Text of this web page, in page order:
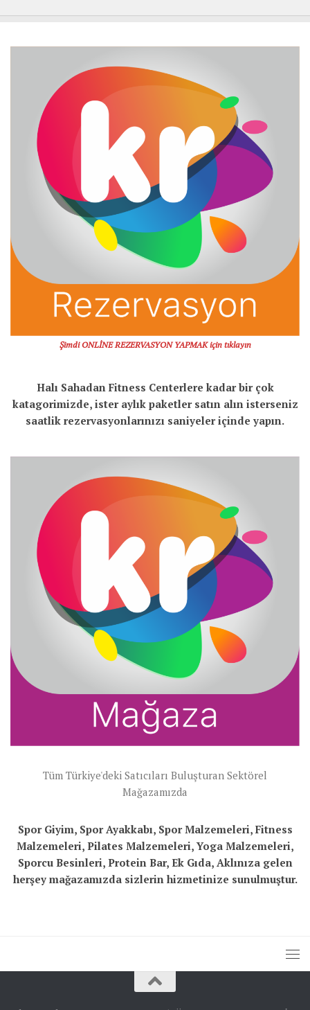
Şimdi ONLİNE REZERVASYON YAPMAK için tıklayın
Halı Sahadan Fitness Centerlere kadar bir çok
katagorimizde, ister aylık paketler satın alın isterseniz
saatlik rezervasyonlarınızı saniyeler içinde yapın.
Tüm Türkiye'deki Satıcıları Buluşturan Sektörel
Mağazamızda
Spor Giyim, Spor Ayakkabı, Spor Malzemeleri, Fitness
Malzemeleri, Pilates Malzemeleri, Yoga Malzemeleri,
Sporcu Besinleri, Protein Bar, Ek Gıda, Aklınıza gelen
herşey mağazamızda sizlerin hizmetinize sunulmuştur.